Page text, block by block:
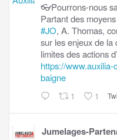
👓Pourrons-nous
Partant des
#JO, A. Thomas,
sur les enjeux de la
limites des actions
https://
baigne
1 1
Jumelages-